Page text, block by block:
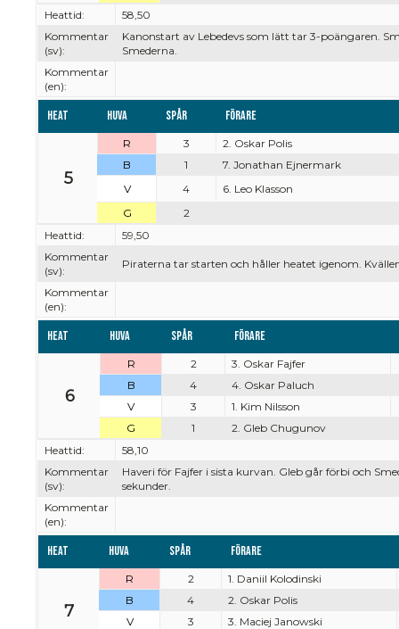
Heattid:
58,50
Kommentar
(sv):
Kanonstart av Lebedevs som lätt tar 3-poängaren.
Smederna.
Kommentar
(en):
Heat Huva Spår Förare
5
R 3
2. Oskar Polis
B
1
7. Jonathan Ejnermark
V
4
6. Leo Klasson
G
2
Heattid:
59,50
Kommentar
(sv):
Piraterna tar starten och håller heatet igenom.
Kommentar
(en):
Heat Huva Spår Förare
6
R 2
3. Oskar Fajfer
B
4
4. Oskar Paluch
V
3
1. Kim Nilsson
G
1
2. Gleb Chugunov
Heattid:
58,10
Kommentar
(sv):
Haveri för Fajfer i sista kurvan. Gleb går förbi och
sekunder.
Kommentar
(en):
Heat Huva Spår Förare
7
R 2
1. Daniil Kolodinski
B
4
2. Oskar Polis
V
3
3. Maciej Janowski